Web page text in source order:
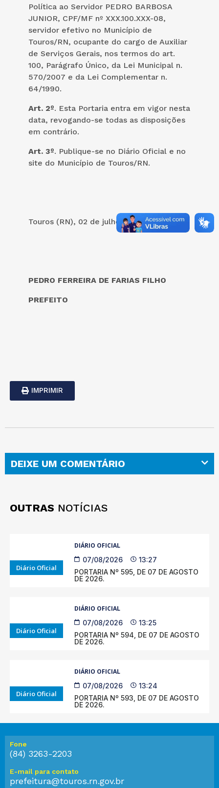
Política ao Servidor PEDRO BARBOSA
JUNIOR, CPF/MF nº XXX.100.XXX-08,
servidor efetivo no Município de
Touros/RN, ocupante do cargo de Auxiliar
de Serviços Gerais, nos termos do art.
100, Parágrafo Único, da Lei Municipal n.
570/2007 e da Lei Complementar n.
64/1990.
Art. 2º. Esta Portaria entra em vigor nesta
data, revogando-se todas as disposições
em contrário.
Art. 3º. Publique-se no Diário Oficial e no
site do Município de Touros/RN.
Touros (RN), 02 de julho de 2024.
PEDRO FERREIRA DE FARIAS FILHO
PREFEITO
IMPRIMIR
DEIXE UM COMENTÁRIO
OUTRAS NOTÍCIAS
Diário Oficial
DIÁRIO OFICIAL
07/08/2026
13:27
PORTARIA Nº 595, DE 07 DE AGOSTO
DE 2026.
Diário Oficial
DIÁRIO OFICIAL
07/08/2026
13:25
PORTARIA Nº 594, DE 07 DE AGOSTO
DE 2026.
Diário Oficial
DIÁRIO OFICIAL
07/08/2026
13:24
PORTARIA Nº 593, DE 07 DE AGOSTO
DE 2026.
Fone
(84) 3263-2203
E-mail para contato
prefeitura@touros.rn.gov.br